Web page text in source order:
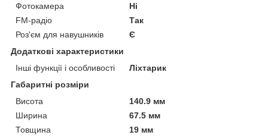
Фотокамера
Ні
FM-радіо
Так
Роз'єм для навушників
Є
Додаткові характеристики
Інші функції і особливості
Ліхтарик
Габаритні розміри
Висота
140.9 мм
Ширина
67.5 мм
Товщина
19 мм